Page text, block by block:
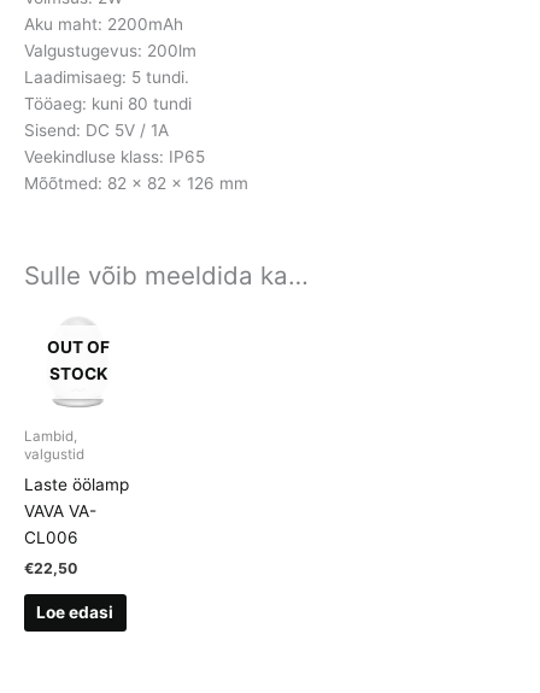
Aku maht: 2200mAh
Valgustugevus: 200lm
Laadimisaeg: 5 tundi.
Tööaeg: kuni 80 tundi
Sisend: DC 5V / 1A
Veekindluse klass: IP65
Mõõtmed: 82 x 82 x 126 mm
Sulle võib meeldida ka…
OUT OF
STOCK
Lambid,
valgustid
Laste öölamp
VAVA VA-
CL006
€22,50
Loe edasi